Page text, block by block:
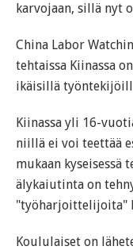
karvojaan, sillä nyt
China Labor
tehtaissa Kiinassa
ikäisillä
Kiinassa yli 16-
niillä ei voi teettää
mukaan kyseisessä
älykaiutinta on
"työharjoittelijoita"
Koululaiset on